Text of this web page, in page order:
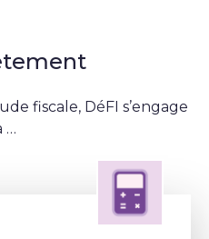
fiscale, DéFI s’engage
…